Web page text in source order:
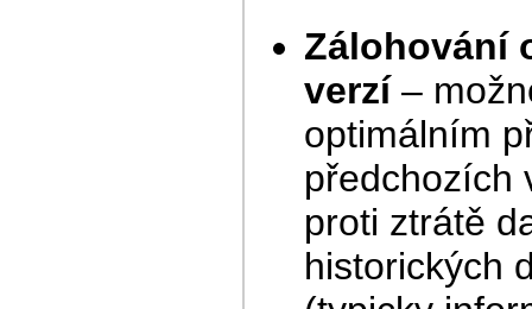
Zálohování
verzí –
optimálním
předchozích
proti ztrátě
historických